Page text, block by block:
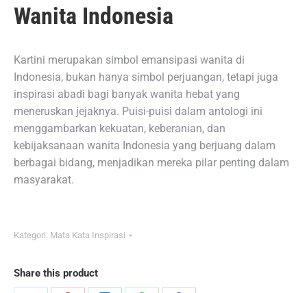
Wanita Indonesia
Kartini merupakan simbol emansipasi wanita di
Indonesia, bukan hanya simbol perjuangan, tetapi juga
inspirasi abadi bagi banyak wanita hebat yang
meneruskan jejaknya. Puisi-puisi dalam antologi ini
menggambarkan kekuatan, keberanian, dan
kebijaksanaan wanita Indonesia yang berjuang dalam
berbagai bidang, menjadikan mereka pilar penting dalam
masyarakat.
Kategori: Mata Kata Inspirasi
Share this product